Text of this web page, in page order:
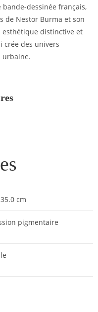
bande-dessinée français,
de Nestor Burma et son
esthétique distinctive et
crée des univers
urbaine.
cm
pigmentaire